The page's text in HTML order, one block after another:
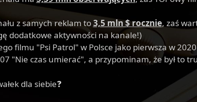
z samych reklam to3,5 mln $ rocznie, zaś
dodatkowe aktywności na kanale!)
filmu "Psi Patrol" w Polsce jako pierwsza w
"Nie czas umierać", a przypominam, że był to
dla siebie❓